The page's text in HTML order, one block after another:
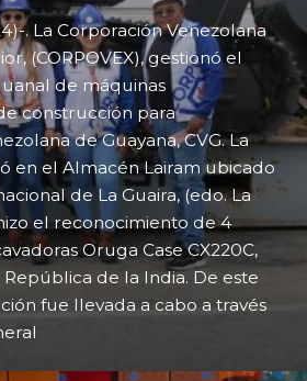
. La Corporación Venezolana
(CORPOVEX), gestionó el
de máquinas
construcción para
de Guayana, CVG. La
en el Almacén Lairam ubicado
de La Guaira, (edo. La
el reconocimiento de 4
Oruga Case CX220C,
de la India. De este
fue llevada a cabo a través